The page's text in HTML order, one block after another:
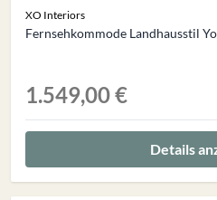
XO Interiors
Fernsehkommode Landhausstil
1.549,00 €
Details